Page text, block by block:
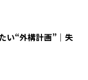
ント
主なポイントを見て
い“外構計画”｜失